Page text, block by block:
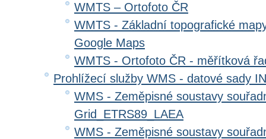
WMTS – Ortofoto ČR
WMTS - Základní topografické
Google Maps
WMTS - Ortofoto ČR - měřítková
Prohlížecí služby WMS - datové sady
WMS - Zeměpisné soustavy
Grid_ETRS89_LAEA
WMS - Zeměpisné soustavy